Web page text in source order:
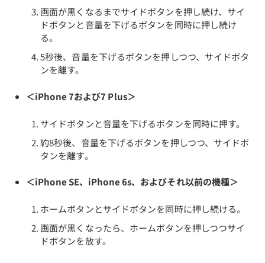
画面が黒くなるまでサイドボタンを押し続け、サイ
ドボタンと音量を下げるボタンを同時に押し続け
る。
5秒後、音量を下げるボタンを押しつつ、サイドボタ
ンを離す。
＜iPhone 7および7 Plus＞
サイドボタンと音量を下げるボタンを同時に押す。
約8秒後、音量を下げるボタンを押しつつ、サイドボ
タンを離す。
＜iPhone SE、iPhone 6s、およびそれ以前の機種＞
ホームボタンとサイドボタンを同時に押し続ける。
画面が黒くなったら、ホームボタンを押しつつサイ
ドボタンを放す。